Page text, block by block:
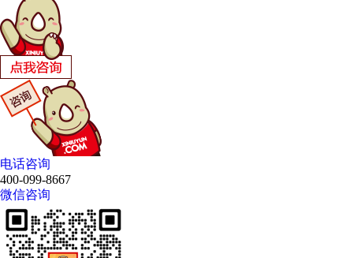
电话咨询
400-099-8667
微信咨询